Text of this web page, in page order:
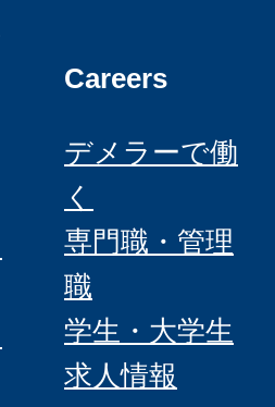
Careers
デメラーで働
く
専門職・管理
職
学生・大学生
求人情報